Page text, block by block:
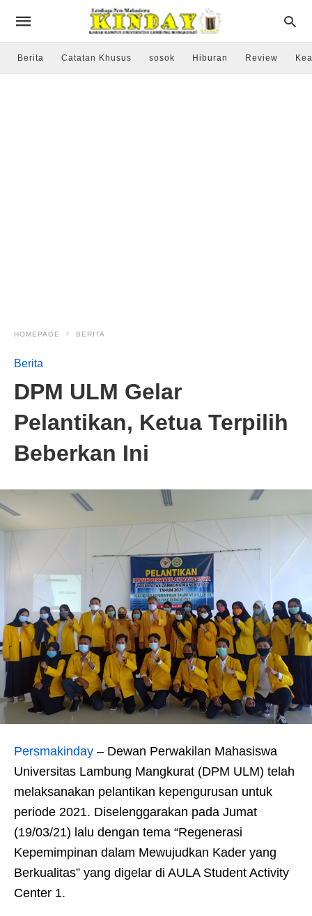
Berita Catatan Khusus sosok Hiburan Review
HOMEPAGE BERITA
Berita
DPM ULM Gelar
Pelantikan, Ketua Terpilih
Beberkan Ini
Persmakinday – Dewan Perwakilan Mahasiswa
Universitas Lambung Mangkurat (DPM ULM) telah
melaksanakan pelantikan kepengurusan untuk
periode 2021. Diselenggarakan pada Jumat
(19/03/21) lalu dengan tema “Regenerasi
Kepemimpinan dalam Mewujudkan Kader yang
Berkualitas” yang digelar di AULA Student Activity
Center 1.